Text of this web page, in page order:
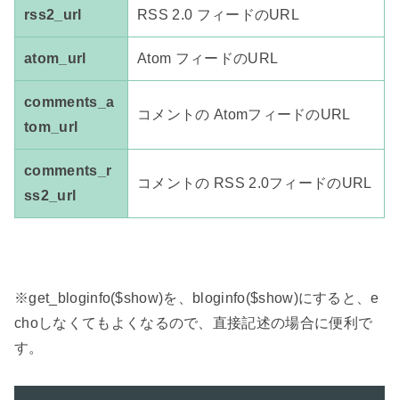
rss2_url RSS 2.0 フィードのURL
atom_url Atom フィードのURL
comments_a
tom_url
コメントの AtomフィードのURL
comments_r
ss2_url
コメントの RSS 2.0フィードのURL
※get_bloginfo($show)を、bloginfo($show)にすると、e
choしなくてもよくなるので、直接記述の場合に便利で
す。